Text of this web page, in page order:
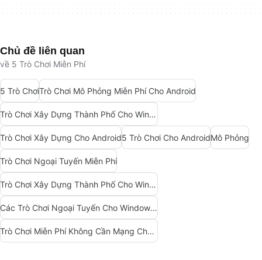
Chủ đề liên quan
về 5 Trò Chơi Miễn Phí
5 Trò ChơiTrò Chơi Mô Phỏng Miễn Phí Cho Android
Trò Chơi Xây Dựng Thành Phố Cho Windows 10
Trò Chơi Xây Dựng Cho Android5 Trò Chơi Cho AndroidMô Phỏng
Trò Chơi Ngoại Tuyến Miễn Phí
Trò Chơi Xây Dựng Thành Phố Cho Windows
Các Trò Chơi Ngoại Tuyến Cho Windows 11
Trò Chơi Miễn Phí Không Cần Mạng Cho Windows